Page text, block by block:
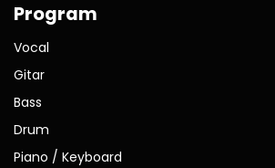
Program
Vocal
Gitar
Bass
Drum
Piano / Keyboard